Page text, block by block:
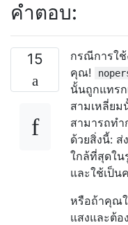
คำตอบ:
15
กรณีการใ
คุณ!
นั้นถูกแทรก
สามเหลี่ย
สามารถทำ
ด้วยสิ่งนี้: ส่
ใกล้ที่สุดใน
และใช้เป็
หรือถ้าคุณใ
แสงและต้